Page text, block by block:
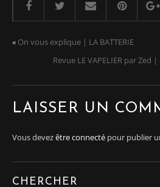
« On vous explique | LA BATTERIE
Revue LE VAPELIER par Zed
LAISSER UN
Vous devezêtre connecté pour publier
CHERCHER